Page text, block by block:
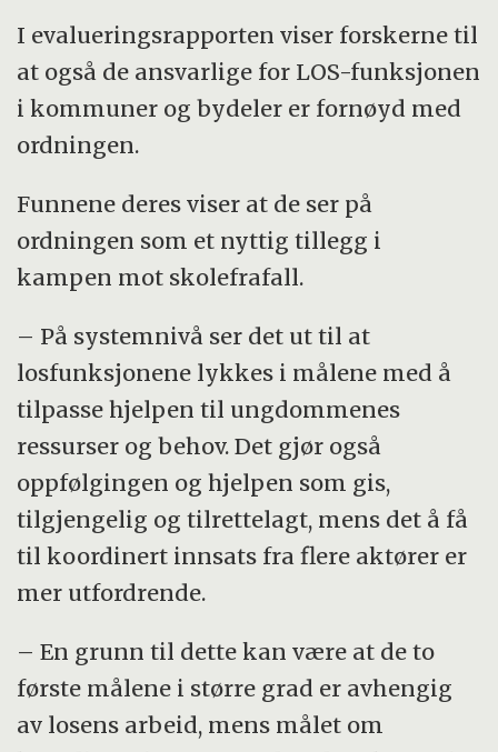
I evalueringsrapporten viser forskerne til
at også de ansvarlige for LOS-funksjonen
i kommuner og bydeler er fornøyd med
ordningen.
Funnene deres viser at de ser på
ordningen som et nyttig tillegg i
kampen mot skolefrafall.
– På systemnivå ser det ut til at
losfunksjonene lykkes i målene med å
tilpasse hjelpen til ungdommenes
ressurser og behov. Det gjør også
oppfølgingen og hjelpen som gis,
tilgjengelig og tilrettelagt, mens det å få
til koordinert innsats fra flere aktører er
mer utfordrende.
– En grunn til dette kan være at de to
første målene i større grad er avhengig
av losens arbeid, mens målet om